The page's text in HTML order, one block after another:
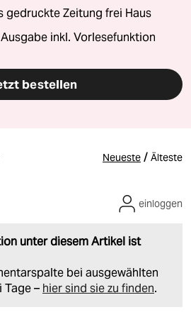
gedruckte Zeitung frei Haus
inkl. Vorlesefunktion
bestellen
Neueste / Älteste
unter diesem Artikel ist
bei ausgewählten
– hier sind sie zu finden.
einloggen